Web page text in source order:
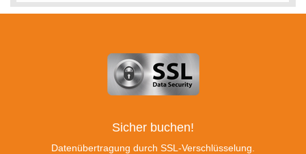
Sicher buchen!
Datenübertragung durch SSL-Verschlüsselung.